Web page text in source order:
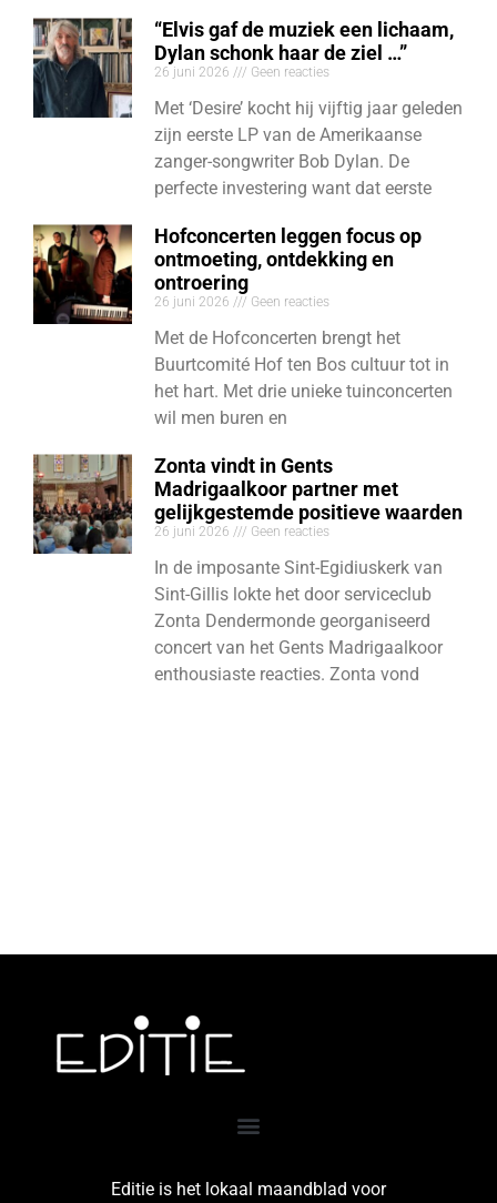
“Elvis gaf de muziek een lichaam,
Dylan schonk haar de ziel …”
26 juni 2026 Geen reacties
Met ‘Desire’ kocht hij vijftig jaar geleden
zijn eerste LP van de Amerikaanse
zanger-songwriter Bob Dylan. De
perfecte investering want dat eerste
Hofconcerten leggen focus op
ontmoeting, ontdekking en
ontroering
26 juni 2026 Geen reacties
Met de Hofconcerten brengt het
Buurtcomité Hof ten Bos cultuur tot in
het hart. Met drie unieke tuinconcerten
wil men buren en
Zonta vindt in Gents
Madrigaalkoor partner met
gelijkgestemde positieve waarden
26 juni 2026 Geen reacties
In de imposante Sint-Egidiuskerk van
Sint-Gillis lokte het door serviceclub
Zonta Dendermonde georganiseerd
concert van het Gents Madrigaalkoor
enthousiaste reacties. Zonta vond
Editie is het lokaal maandblad voor